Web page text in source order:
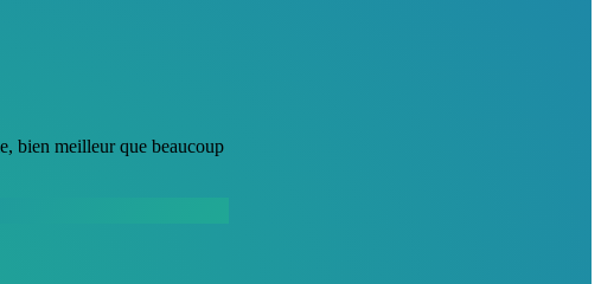
bien meilleur que beaucoup